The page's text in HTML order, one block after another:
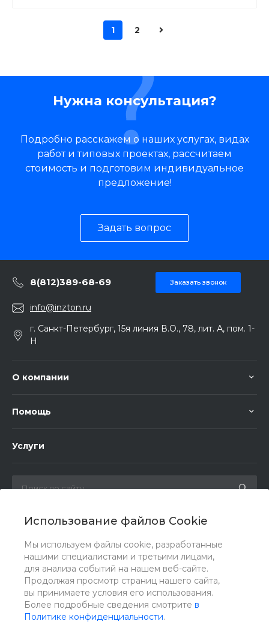
Использование файлов Cookie
Мы используем файлы cookie, разработанные
нашими специалистами и третьими лицами,
для анализа событий на нашем веб-сайте.
Продолжая просмотр страниц нашего сайта,
вы принимаете условия его использования.
Более подробные сведения смотрите в
Политике конфиденциальности.
1 2
Нужна консультация?
Подробно расскажем о наших услугах, видах
работ и типовых проектах, рассчитаем
стоимость и подготовим индивидуальное
предложение!
Задать вопрос
8(812)389-68-69 Заказать звонок
info@inzton.ru
г. Санкт-Петербург, 15я линия В.О., 78, лит. А, пом. 1-
Н
О компании
Помощь
Услуги